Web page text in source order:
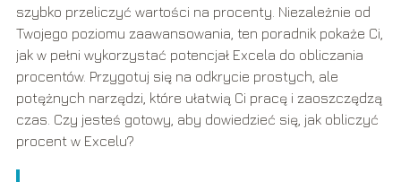
szybko przeliczyć wartości na procenty. Niezależnie od
Twojego poziomu zaawansowania, ten poradnik pokaże Ci,
jak w pełni wykorzystać potencjał Excela do obliczania
procentów. Przygotuj się na odkrycie prostych, ale
potężnych narzędzi, które ułatwią Ci pracę i zaoszczędzą
czas. Czy jesteś gotowy, aby dowiedzieć się, jak obliczyć
procent w Excelu?